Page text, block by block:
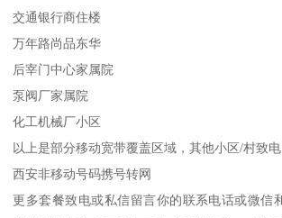
交通银行商住楼
万年路尚品东华
后宰门中心家属院
泵阀厂家属院
化工机械厂小区
以上是部分移动宽带覆盖区域，其他小区/村致
西安非移动号码携号转网
更多套餐致电或私信留言你的联系电话或微信